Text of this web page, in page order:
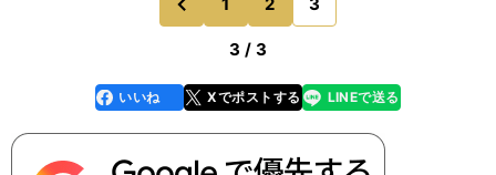
前
3 / 3
faceboo
k
いいね Xでポストする
line LINEで送る